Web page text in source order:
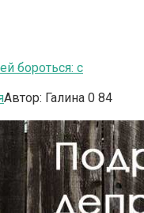
бороться: с
Автор: Галина 0 84